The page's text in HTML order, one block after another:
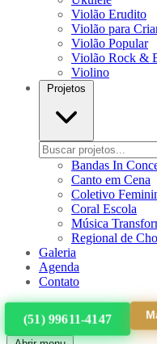
Violão Erudito
Violão para
Violão Popular
Violão Rock &
Violino
Projetos
Bandas In
Canto em Cena
Coletivo
Coral Escola
Música
Regional de
Galeria
Agenda
Contato
(51) 99611-4147